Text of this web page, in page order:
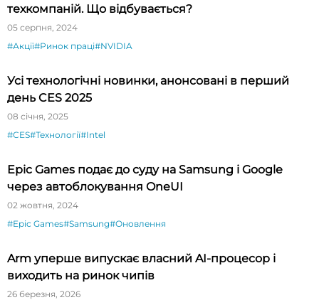
техкомпаній. Що відбувається?
05 серпня, 2024
#Акції#Ринок праці#NVIDIA
Усі технологічні новинки, анонсовані в перший
день CES 2025
08 січня, 2025
#CES#Технології#Intel
Epic Games подає до суду на Samsung і Google
через автоблокування OneUI
02 жовтня, 2024
#Epic Games#Samsung#Оновлення
Arm уперше випускає власний AI-процесор і
виходить на ринок чипів
26 березня, 2026